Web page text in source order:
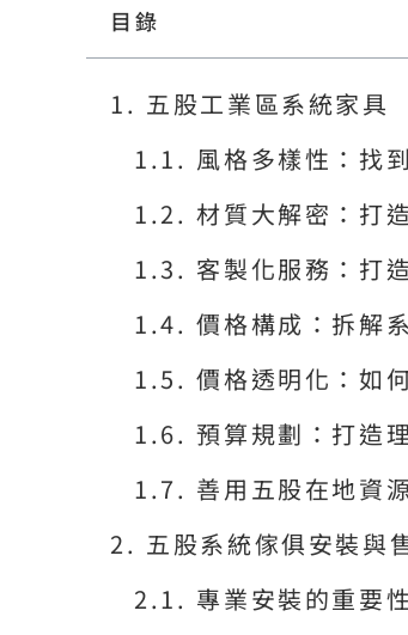
目錄
五股工業區系統家具
風格多樣性：找
材質大解密：打
客製化服務：打
價格構成：拆解
價格透明化：如
預算規劃：打造
善用五股在地資
五股系統傢俱安裝與
專業安裝的重要性